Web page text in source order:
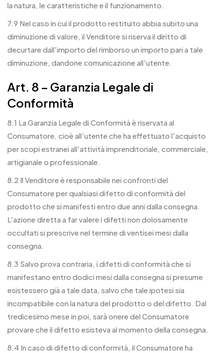
la natura, le caratteristiche e il funzionamento.
7.9 Nel caso in cui il prodotto restituito abbia subito una
diminuzione di valore, il Venditore si riserva il diritto di
decurtare dall'importo del rimborso un importo pari a tale
diminuzione, dandone comunicazione all'utente.
Art. 8 – Garanzia Legale di
Conformità
8.1 La Garanzia Legale di Conformità è riservata al
Consumatore, cioè all'utente che ha effettuato l'acquisto
per scopi estranei all'attività imprenditoriale, commerciale,
artigianale o professionale.
8.2 Il Venditore è responsabile nei confronti del
Consumatore per qualsiasi difetto di conformità del
prodotto che si manifesti entro due anni dalla consegna.
L'azione diretta a far valere i difetti non dolosamente
occultati si prescrive nel termine di ventisei mesi dalla
consegna.
8.3 Salvo prova contraria, i difetti di conformità che si
manifestano entro dodici mesi dalla consegna si presume
esistessero già a tale data, salvo che tale ipotesi sia
incompatibile con la natura del prodotto o del difetto. Dal
tredicesimo mese in poi, sarà onere del Consumatore
provare che il difetto esisteva al momento della consegna.
8.4 In caso di difetto di conformità, il Consumatore ha